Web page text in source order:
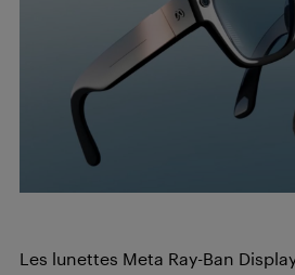
Les lunettes Meta Ray-Ban